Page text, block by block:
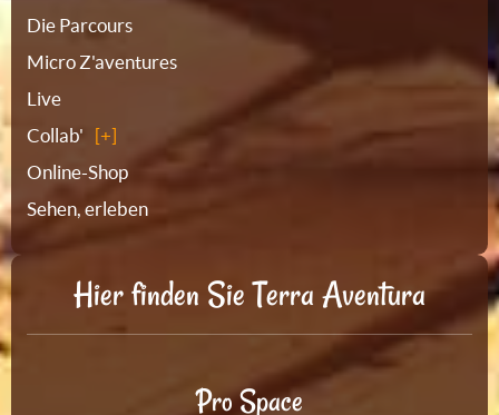
Die Parcours
Micro Z'aventures
Live
Collab'
Online-Shop
Sehen, erleben
Hier finden Sie Terra Aventura
Pro Space